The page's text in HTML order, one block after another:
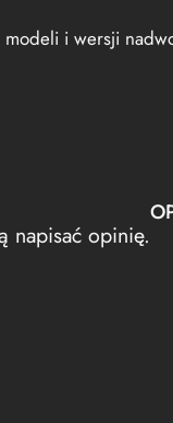
i wersji
napisać opinię.